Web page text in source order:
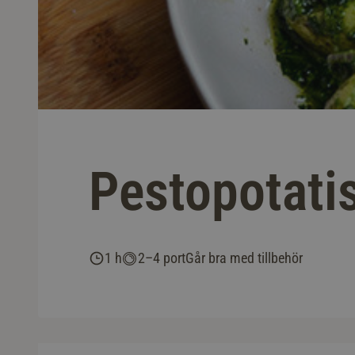
1 h 2–4 portGår bra med tillbehör